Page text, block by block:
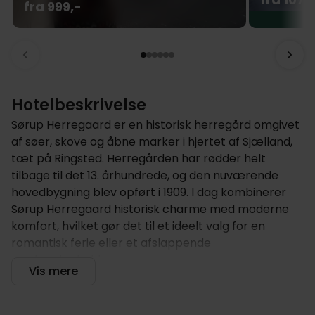
fra 999,-
Hotelbeskrivelse
Sørup Herregaard er en historisk herregård omgivet
af søer, skove og åbne marker i hjertet af Sjælland,
tæt på Ringsted. Herregården har rødder helt
tilbage til det 13. århundrede, og den nuværende
hovedbygning blev opført i 1909. I dag kombinerer
Sørup Herregaard historisk charme med moderne
komfort, hvilket gør det til et ideelt valg for en
romantisk ferie eller et afslappende
Vis mere